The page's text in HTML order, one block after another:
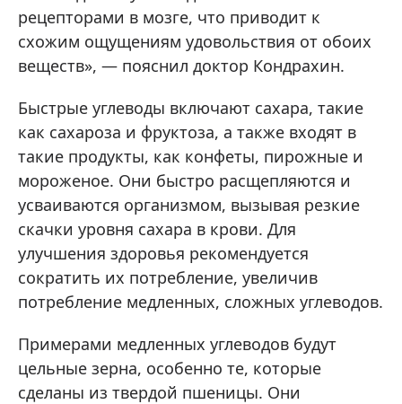
рецепторами в мозге, что приводит к
схожим ощущениям удовольствия от обоих
веществ», — пояснил доктор Кондрахин.
Быстрые углеводы включают сахара, такие
как сахароза и фруктоза, а также входят в
такие продукты, как конфеты, пирожные и
мороженое. Они быстро расщепляются и
усваиваются организмом, вызывая резкие
скачки уровня сахара в крови. Для
улучшения здоровья рекомендуется
сократить их потребление, увеличив
потребление медленных, сложных углеводов.
Примерами медленных углеводов будут
цельные зерна, особенно те, которые
сделаны из твердой пшеницы. Они